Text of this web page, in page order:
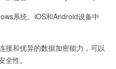
系统、iOS和Android设备中
和优异的数据加密能力，可以
性。